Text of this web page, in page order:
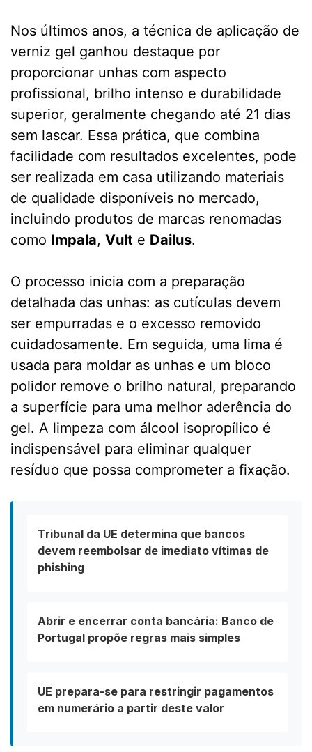
Nos últimos anos, a técnica de aplicação de
verniz gel ganhou destaque por
proporcionar unhas com aspecto
profissional, brilho intenso e durabilidade
superior, geralmente chegando até 21 dias
sem lascar. Essa prática, que combina
facilidade com resultados excelentes, pode
ser realizada em casa utilizando materiais
de qualidade disponíveis no mercado,
incluindo produtos de marcas renomadas
como Impala, Vult e Dailus.
O processo inicia com a preparação
detalhada das unhas: as cutículas devem
ser empurradas e o excesso removido
cuidadosamente. Em seguida, uma lima é
usada para moldar as unhas e um bloco
polidor remove o brilho natural, preparando
a superfície para uma melhor aderência do
gel. A limpeza com álcool isopropílico é
indispensável para eliminar qualquer
resíduo que possa comprometer a fixação.
Tribunal da UE determina que bancos
devem reembolsar de imediato vítimas de
phishing
Abrir e encerrar conta bancária: Banco de
Portugal propõe regras mais simples
UE prepara-se para restringir pagamentos
em numerário a partir deste valor